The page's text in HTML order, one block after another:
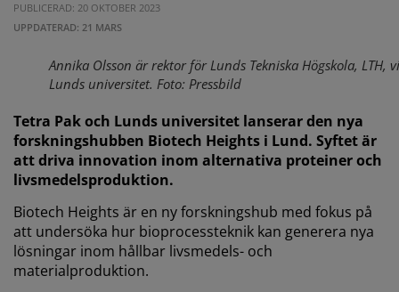
PUBLICERAD: 20 OKTOBER 2023
UPPDATERAD: 21 MARS
Annika Olsson är rektor för Lunds Tekniska Högskola, LTH,
Lunds universitet. Foto: Pressbild
Tetra Pak och Lunds universitet lanserar den nya
forskningshubben Biotech Heights i Lund. Syftet är
att driva innovation inom alternativa proteiner och
livsmedelsproduktion.
Biotech Heights är en ny forskningshub med fokus på
att undersöka hur bioprocessteknik kan generera nya
lösningar inom hållbar livsmedels- och
materialproduktion.